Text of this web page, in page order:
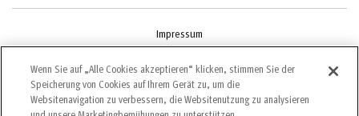
Impressum
Cookie-Einstellungen
Wenn Sie auf „Alle Cookies akzeptieren“ klicken, stimmen Sie der
Speicherung von Cookies auf Ihrem Gerät zu, um die
Websitenavigation zu verbessern, die Websitenutzung zu analysieren